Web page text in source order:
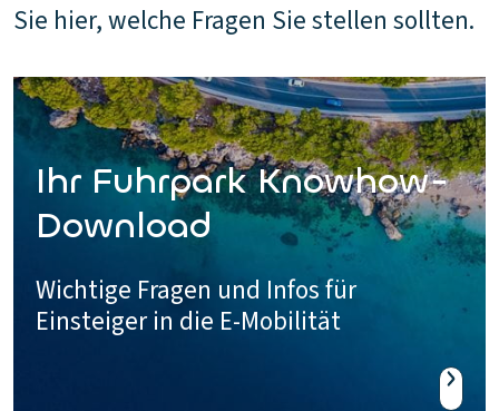
Sie hier, welche Fragen Sie stellen sollten.
Ihr Fuhrpark Knowhow-
Download
Wichtige Fragen und Infos für
Einsteiger in die E-Mobilität